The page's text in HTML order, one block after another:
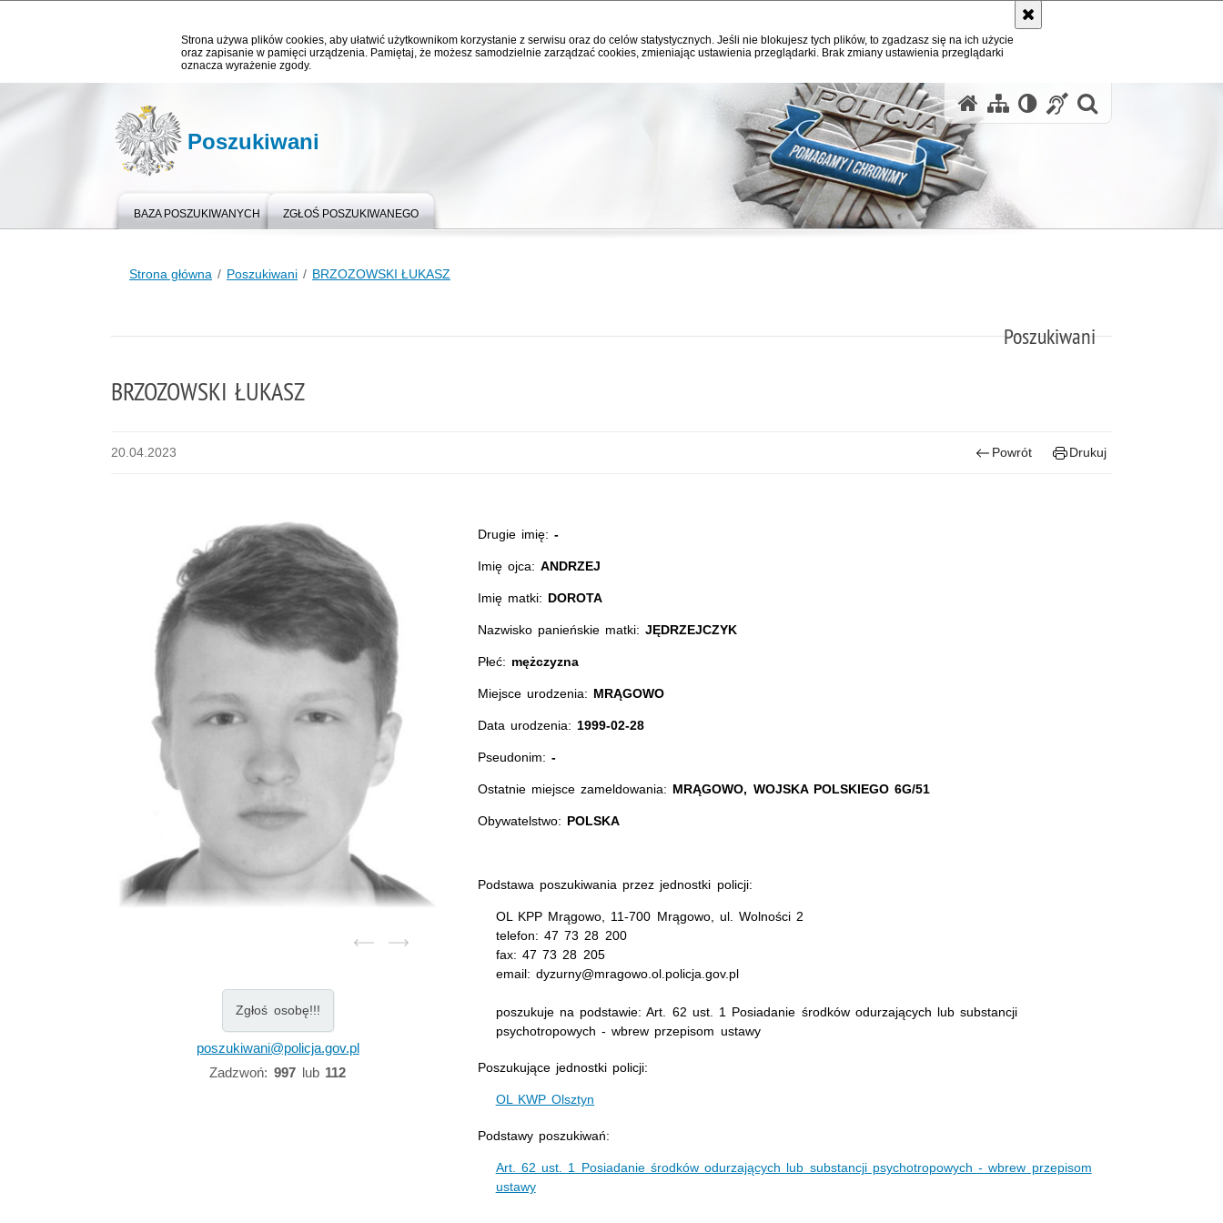
Strona używa plików cookies, aby ułatwić użytkownikom korzystanie z serwisu oraz do celów statystycznych. Jeśli nie blokujesz tych plików, to zgadzasz się na ich użycie
oraz zapisanie w pamięci urządzenia. Pamiętaj, że możesz samodzielnie zarządzać cookies, zmieniając ustawienia przeglądarki. Brak zmiany ustawienia przeglądarki
oznacza wyrażenie zgody.
Poszukiwani
BAZA POSZUKIWANYCH ZGŁOŚ POSZUKIWANEGO
Strona główna Poszukiwani BRZOZOWSKI ŁUKASZ
Poszukiwani
BRZOZOWSKI ŁUKASZ
20.04.2023 Powrót Drukuj
Zgłoś osobę!!!
poszukiwani@policja.gov.pl
Zadzwoń: 997lub 112
Drugie imię:-
Imię ojca:ANDRZEJ
Imię matki: DOROTA
Nazwisko panieńskie matki:JĘDRZEJCZYK
Płeć: mężczyzna
Miejsce urodzenia: MRĄGOWO
Data urodzenia: 1999-02-28
Pseudonim: -
Ostatnie miejsce zameldowania: MRĄGOWO, WOJSKA POLSKIEGO 6G/51
Obywatelstwo: POLSKA
Podstawa poszukiwania przez jednostki policji:
OL KPP Mrągowo, 11-700 Mrągowo, ul. Wolności 2
telefon: 47 73 28 200
fax: 47 73 28 205
email: dyzurny@mragowo.ol.policja.gov.pl
poszukuje na podstawie: Art. 62 ust. 1 Posiadanie środków odurzających lub substancji
psychotropowych - wbrew przepisom ustawy
Poszukujące jednostki policji:
OL KWP Olsztyn
Podstawy poszukiwań:
Art. 62 ust. 1 Posiadanie środków odurzających lub substancji psychotropowych - wbrew przepisom
ustawy